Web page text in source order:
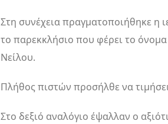
Στη συνέχεια πραγματοποιήθηκε η
το παρεκκλήσιο που φέρει το
Νείλου.
Πλήθος πιστών προσήλθε να
Στο δεξιό αναλόγιο έψαλλαν ο